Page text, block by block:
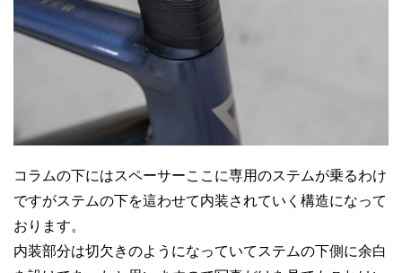
コラムの下にはスペーサーここに専用のステムが乗るわけ
ですがステムの下を這わせて内装されていく構造になって
おります。
内装部分は切欠きのようになっていてステムの下側に余白